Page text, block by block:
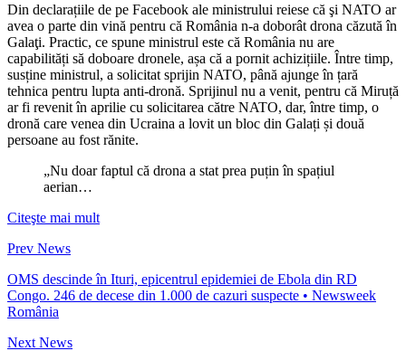
Din declarațiile de pe Facebook ale ministrului reiese că şi NATO ar
avea o parte din vină pentru că România n-a doborât drona căzută în
Galaţi. Practic, ce spune ministrul este că România nu are
capabilități să doboare dronele, așa că a pornit achizițiile. Între timp,
susține ministrul, a solicitat sprijin NATO, până ajunge în țară
tehnica pentru lupta anti-dronă. Sprijinul nu a venit, pentru că Miruță
ar fi revenit în aprilie cu solicitarea către NATO, dar, între timp, o
dronă care venea din Ucraina a lovit un bloc din Galați și două
persoane au fost rănite.
„Nu doar faptul că drona a stat prea puțin în spațiul
aerian…
Citeşte mai mult
Prev News
OMS descinde în Ituri, epicentrul epidemiei de Ebola din RD
Congo. 246 de decese din 1.000 de cazuri suspecte • Newsweek
România
Next News